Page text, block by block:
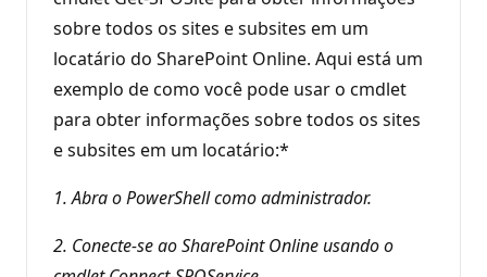
o
sobre todos os sites e subsites em um
locatário do SharePoint Online. Aqui está um
exemplo de como você pode usar o cmdlet
para obter informações sobre todos os sites
e subsites em um locatário:*
1. Abra o PowerShell como administrador.
2. Conecte-se ao SharePoint Online usando o